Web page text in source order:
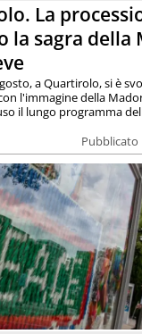
La
la sagra della
Pubblicato
a Quartirolo, si è
l'immagine della
il lungo programma